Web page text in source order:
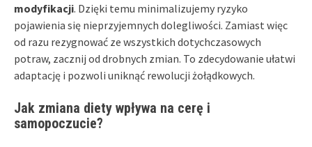
modyfikacji. Dzięki temu minimalizujemy ryzyko
pojawienia się nieprzyjemnych dolegliwości. Zamiast więc
od razu rezygnować ze wszystkich dotychczasowych
potraw, zacznij od drobnych zmian. To zdecydowanie ułatwi
adaptację i pozwoli uniknąć rewolucji żołądkowych.
Jak zmiana diety wpływa na cerę i
samopoczucie?